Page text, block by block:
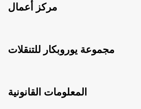
مركز أعمال
مجموعة يوروبكار للتنقلات
المعلومات القانونية